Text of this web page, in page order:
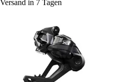
Versand in 7 Tagen